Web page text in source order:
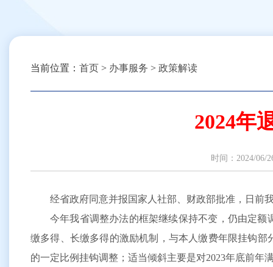
当前位置： 首页 > 办事服务 > 政策解读
2024年
时间：
经省政府同意并报国家人社部、财政部批准，日前
今年我省调整办法的框架继续保持不变，仍由定
缴多得、长缴多得的激励机制，与本人缴费年限挂钩
的一定比例挂钩调整；适当倾斜主要是对2023年底前